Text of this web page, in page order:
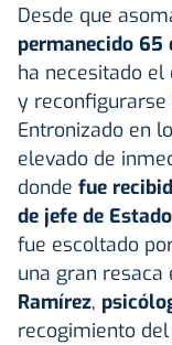
Desde que
permanecido
ha necesitado
y
Entronizado en
elevado de
donde fue
de jefe de Estado
fue escoltado
una gran resaca
Ramírez,
recogimiento del